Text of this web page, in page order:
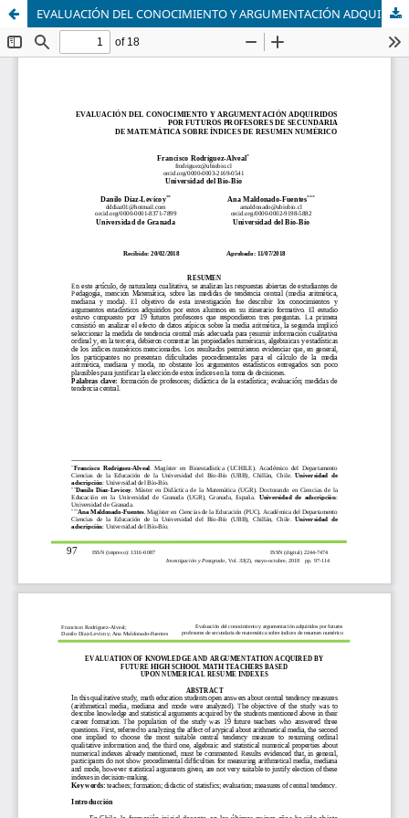
EVALUACIÓN DEL CONOCIMIENTO Y ARGUMENTACIÓN ADQUIRIDOS POR FUTUROS PROFESORES DE SECUNDARIA DE MATEMÁTICA SOBRE ÍNDICES DE RESUMEN NUMÉRICO